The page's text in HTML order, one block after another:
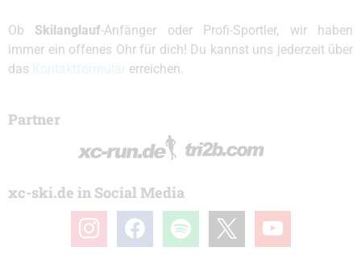
Ob Skilanglauf-Anfänger oder Profi-Sportler, wir haben
immer ein offenes Ohr für dich! Du kannst uns jederzeit über
das
erreichen.
Partner
xc-ski.de in Social Media
instagramfacebook spotify youtube